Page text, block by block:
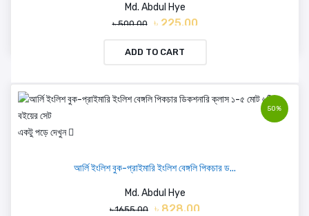
Md. Abdul Hye
৳ 500.00 ৳ 225.00
ADD TO CART
50%
একটু পড়ে দেখুন
আর্লি ইংলিশ বুক-প্রাইমারি ইংলিশ বেঙ্গলি পিকচার ড...
Md. Abdul Hye
৳ 1655.00 ৳ 828.00